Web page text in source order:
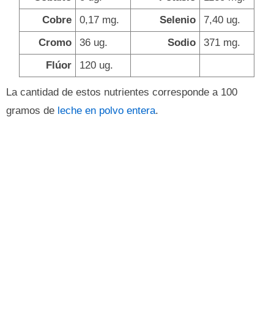
Cobre
0,17 mg. Selenio
7,40 ug.
Cromo
36 ug. Sodio
371 mg.
Flúor
120 ug.
La cantidad de estos nutrientes corresponde a 100
gramos de leche en polvo entera.